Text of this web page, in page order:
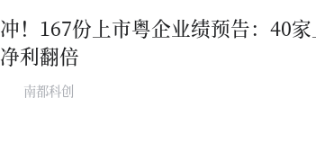
冲！167份上市粤企业绩预告：40
净利翻倍
南都科创